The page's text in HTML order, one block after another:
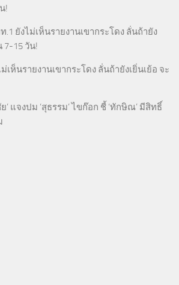
!
.1 ยังไม่เห็นรายงานเขากระโดง ลั่นถ้ายัง
7-15 วัน!
เห็นรายงานเขากระโดง ลั่นถ้ายังเยิ่นเย้อ จะ
ย’ แจงปม ‘สุธรรม’ ไขก๊อก ชี้ ‘ทักษิณ’ มีสิทธิ์